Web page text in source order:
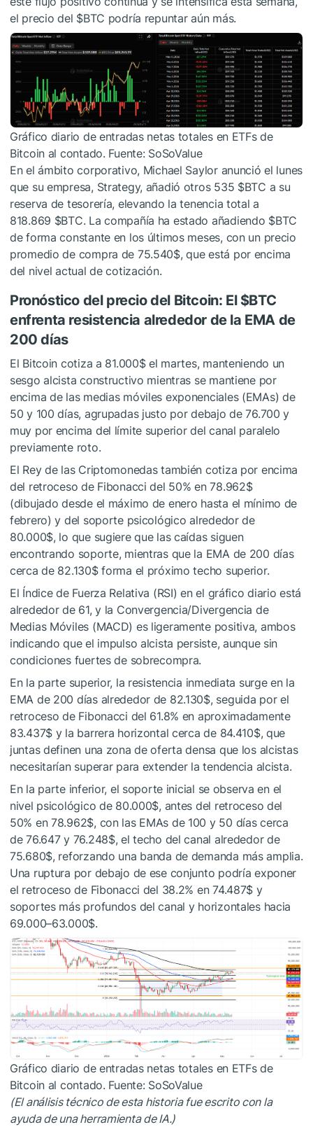
el precio del $BTC podría repuntar aún más.
Gráfico diario de entradas netas totales en ETFs de
Bitcoin al contado. Fuente: SoSoValue
En el ámbito corporativo, Michael Saylor anunció el lunes
que su empresa, Strategy, añadió otros 535 $BTC a su
reserva de tesorería, elevando la tenencia total a
818.869 $BTC. La compañía ha estado añadiendo $BTC
de forma constante en los últimos meses, con un precio
promedio de compra de 75.540$, que está por encima
del nivel actual de cotización.
Pronóstico del precio del Bitcoin: El $BTC
enfrenta resistencia alrededor de la EMA de
200 días
El Bitcoin cotiza a 81.000$ el martes, manteniendo un
sesgo alcista constructivo mientras se mantiene por
encima de las medias móviles exponenciales (EMAs) de
50 y 100 días, agrupadas justo por debajo de 76.700 y
muy por encima del límite superior del canal paralelo
previamente roto.
El Rey de las Criptomonedas también cotiza por encima
del retroceso de Fibonacci del 50% en 78.962$
(dibujado desde el máximo de enero hasta el mínimo de
febrero) y del soporte psicológico alrededor de
80.000$, lo que sugiere que las caídas siguen
encontrando soporte, mientras que la EMA de 200 días
cerca de 82.130$ forma el próximo techo superior.
El Índice de Fuerza Relativa (RSI) en el gráfico diario está
alrededor de 61, y la Convergencia/Divergencia de
Medias Móviles (MACD) es ligeramente positiva, ambos
indicando que el impulso alcista persiste, aunque sin
condiciones fuertes de sobrecompra.
En la parte superior, la resistencia inmediata surge en la
EMA de 200 días alrededor de 82.130$, seguida por el
retroceso de Fibonacci del 61.8% en aproximadamente
83.437$ y la barrera horizontal cerca de 84.410$, que
juntas definen una zona de oferta densa que los alcistas
necesitarían superar para extender la tendencia alcista.
En la parte inferior, el soporte inicial se observa en el
nivel psicológico de 80.000$, antes del retroceso del
50% en 78.962$, con las EMAs de 100 y 50 días cerca
de 76.647 y 76.248$, el techo del canal alrededor de
75.680$, reforzando una banda de demanda más amplia.
Una ruptura por debajo de ese conjunto podría exponer
el retroceso de Fibonacci del 38.2% en 74.487$ y
soportes más profundos del canal y horizontales hacia
69.000–63.000$.
Gráfico diario de entradas netas totales en ETFs de
Bitcoin al contado. Fuente: SoSoValue
(Elanálisistécnico de esta historia fue escrito con la
ayuda de una herramienta de IA.)